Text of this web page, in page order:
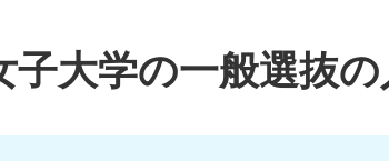
子大学の一般選抜